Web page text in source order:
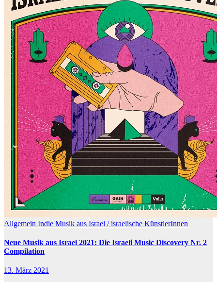
Allgemein Indie Musik aus Israel / israelische KünstlerInnen
Neue Musik aus Israel 2021: Die Israeli Music Discovery Nr. 2
Compilation
13. März 2021